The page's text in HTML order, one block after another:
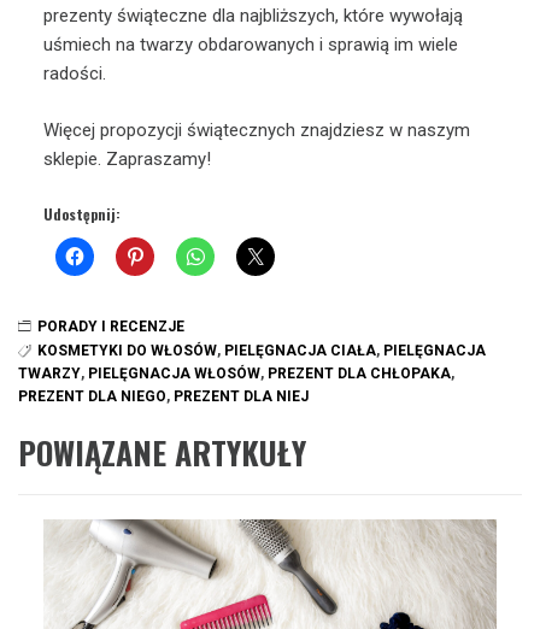
prezenty świąteczne dla najbliższych, które wywołają
uśmiech na twarzy obdarowanych i sprawią im wiele
radości.
Więcej propozycji świątecznych znajdziesz w naszym
sklepie. Zapraszamy!
Udostępnij:
PORADY I RECENZJE
KOSMETYKI DO WŁOSÓW, PIELĘGNACJA CIAŁA, PIELĘGNACJA
TWARZY, PIELĘGNACJA WŁOSÓW, PREZENT DLA CHŁOPAKA,
PREZENT DLA NIEGO, PREZENT DLA NIEJ
POWIĄZANE ARTYKUŁY